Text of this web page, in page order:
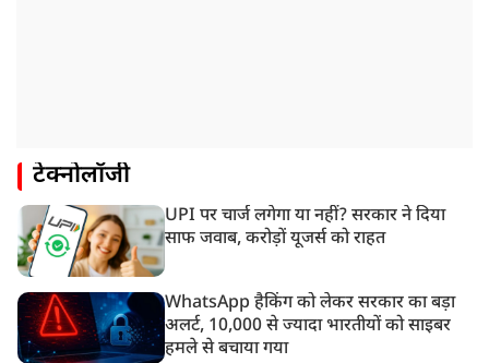
टेक्नोलॉजी
UPI पर चार्ज लगेगा या नहीं? सरकार ने दिया
साफ जवाब, करोड़ों यूजर्स को राहत
WhatsApp हैकिंग को लेकर सरकार का बड़ा
अलर्ट, 10,000 से ज्यादा भारतीयों को साइबर
हमले से बचाया गया